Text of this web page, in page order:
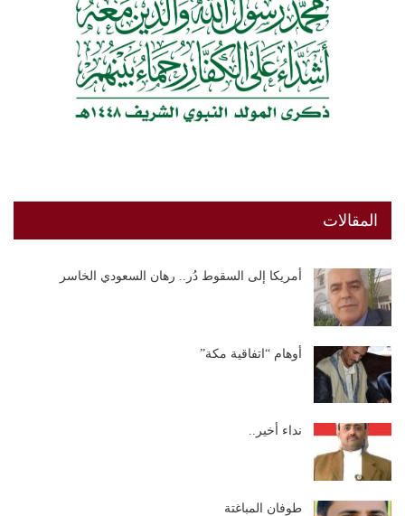
المقالات
أمريكا إلى السقوط دُر.. رهان السعودي الخاسر
أوهام “اتفاقية مكة”
نداء أخير..
طوفان المباغتة